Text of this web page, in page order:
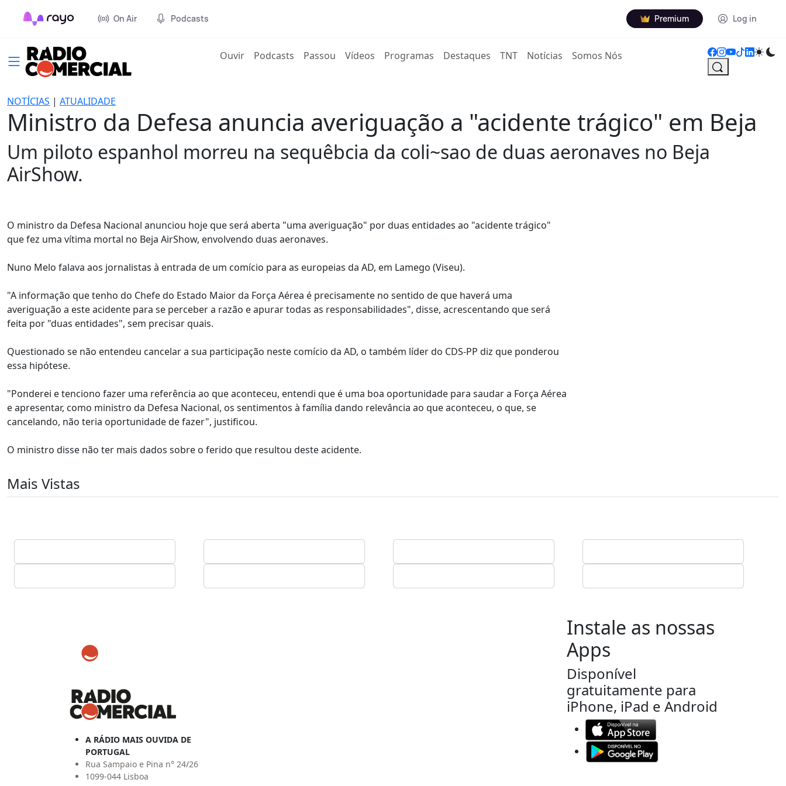
On Air Podcasts Premium Log in
Ouvir(current)
Podcasts Passou Vídeos Programas Destaques TNT Notícias Somos Nós
NOTÍCIAS | ATUALIDADE
Ministro da Defesa anuncia averiguação a "acidente trágico" em Beja
Um piloto espanhol morreu na sequêbcia da coli~sao de duas aeronaves no Beja
AirShow.
O ministro da Defesa Nacional anunciou hoje que será aberta "uma averiguação" por duas entidades ao "acidente trágico"
que fez uma vítima mortal no Beja AirShow, envolvendo duas aeronaves.
Nuno Melo falava aos jornalistas à entrada de um comício para as europeias da AD, em Lamego (Viseu).
"A informação que tenho do Chefe do Estado Maior da Força Aérea é precisamente no sentido de que haverá uma
averiguação a este acidente para se perceber a razão e apurar todas as responsabilidades", disse, acrescentando que será
feita por "duas entidades", sem precisar quais.
Questionado se não entendeu cancelar a sua participação neste comício da AD, o também líder do CDS-PP diz que ponderou
essa hipótese.
"Ponderei e tenciono fazer uma referência ao que aconteceu, entendi que é uma boa oportunidade para saudar a Força Aérea
e apresentar, como ministro da Defesa Nacional, os sentimentos à família dando relevância ao que aconteceu, o que, se
cancelando, não teria oportunidade de fazer", justificou.
O ministro disse não ter mais dados sobre o ferido que resultou deste acidente.
Mais Vistas
A RÁDIO MAIS OUVIDA DE
PORTUGAL
Rua Sampaio e Pina n° 24/26
1099-044 Lisboa
Instale as nossas
Apps
Disponível
gratuitamente para
iPhone, iPad e Android